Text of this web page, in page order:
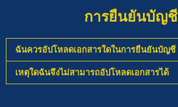
การยืนยันบัญชี
ฉันควรอัปโหลดเอกสารใดในการยืนยันบัญชี
เหตุใดฉันจึงไม่สามารถอัปโหลดเอกสารได้